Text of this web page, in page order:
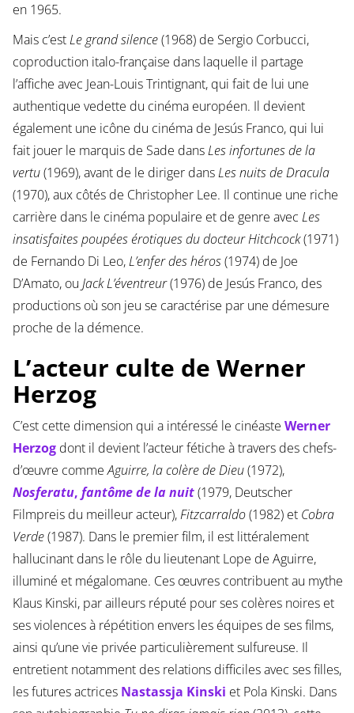
en 1965.
Mais c’estLe grand silence(1968) de Sergio Corbucci,
coproduction italo-française dans laquelle il partage
l’affiche avec Jean-Louis Trintignant, qui fait de lui une
authentique vedette du cinéma européen. Il devient
également une icône du cinéma de Jesús Franco, qui lui
fait jouer le marquis de Sade dansLes infortunes de la
vertu(1969), avant de le diriger dansLes nuits de Dracula
(1970), aux côtés de Christopher Lee. Il continue une riche
carrière dans le cinéma populaire et de genre avec Les
insatisfaites poupées érotiques du docteur Hitchcock(1971)
de Fernando Di Leo,L’enfer des héros(1974) de Joe
D’Amato, ou Jack L’éventreur(1976) de Jesús Franco, des
productions où son jeu se caractérise par une démesure
proche de la démence.
L’acteur culte de Werner
Herzog
C’est cette dimension qui a intéressé le cinéaste Werner
Herzogdont il devient l’acteur fétiche à travers des chefs-
d’œuvre commeAguirre, la colère de Dieu(1972),
Nosferatu, fantôme de la nuit(1979, Deutscher
Filmpreis du meilleur acteur),Fitzcarraldo(1982) et Cobra
Verde(1987). Dans le premier film, il est littéralement
hallucinant dans le rôle du lieutenant Lope de Aguirre,
illuminé et mégalomane. Ces œuvres contribuent au mythe
Klaus Kinski, par ailleurs réputé pour ses colères noires et
ses violences à répétition envers les équipes de ses films,
ainsi qu’une vie privée particulièrement sulfureuse. Il
entretient notamment des relations difficiles avec ses filles,
les futures actrices Nastassja Kinski et Pola Kinski. Dans